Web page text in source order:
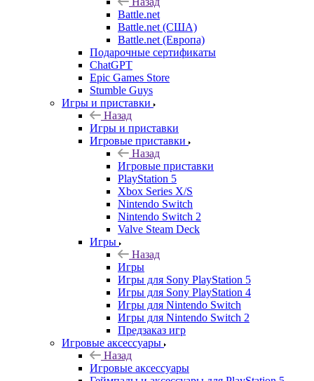
Battle.net
Battle.net (США)
Battle.net (Европа)
Подарочные сертификаты
ChatGPT
Epic Games Store
Stumble Guys
Игры и приставки
Назад
Игры и приставки
Игровые приставки
Назад
Игровые приставки
PlayStation 5
Xbox Series X/S
Nintendo Switch
Nintendo Switch 2
Valve Steam Deck
Игры
Назад
Игры
Игры для Sony PlayStation 5
Игры для Sony PlayStation 4
Игры для Nintendo Switch
Игры для Nintendo Switch 2
Предзаказ игр
Игровые аксессуары
Назад
Игровые аксессуары